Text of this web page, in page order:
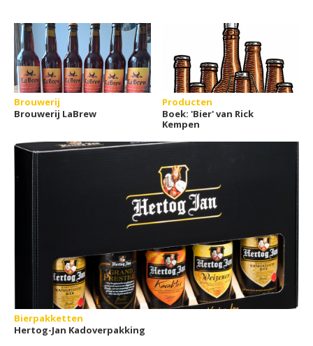
Brouwerij
Brouwerij LaBrew
Producten
Boek: 'Bier' van Rick
Kempen
Bierpakketten
Hertog-Jan Kadoverpakking